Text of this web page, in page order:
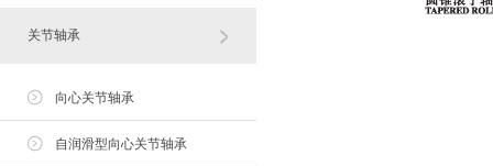
关节轴承
向心关节轴承
自润滑型向心关节轴承